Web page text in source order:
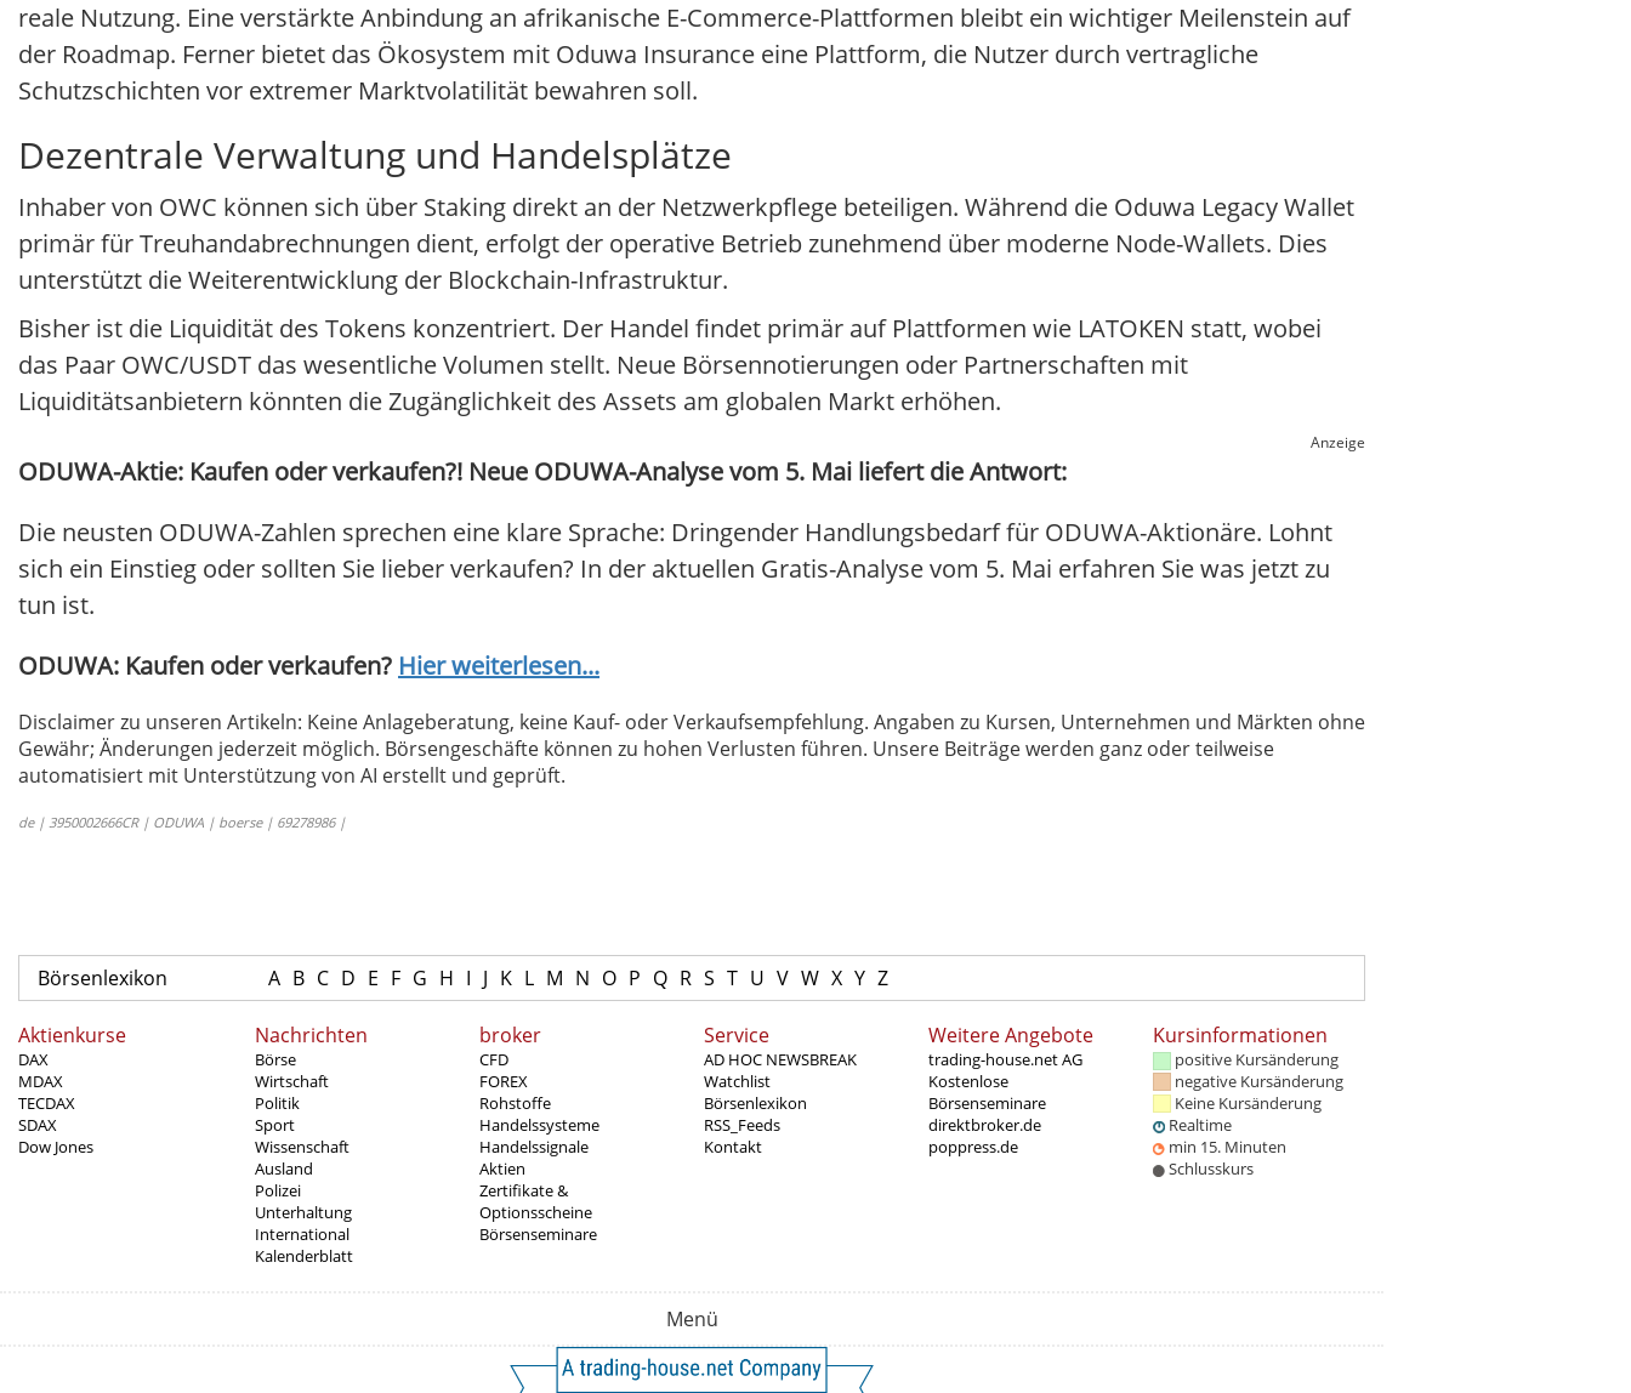
reale Nutzung. Eine verstärkte Anbindung an afrikanische E-Commerce-Plattformen bleibt ein wichtiger Meilenstein auf
der Roadmap. Ferner bietet das Ökosystem mit Oduwa Insurance eine Plattform, die Nutzer durch vertragliche
Schutzschichten vor extremer Marktvolatilität bewahren soll.
Dezentrale Verwaltung und Handelsplätze
Inhaber von OWC können sich über Staking direkt an der Netzwerkpflege beteiligen. Während die Oduwa Legacy Wallet
primär für Treuhandabrechnungen dient, erfolgt der operative Betrieb zunehmend über moderne Node-Wallets. Dies
unterstützt die Weiterentwicklung der Blockchain-Infrastruktur.
Bisher ist die Liquidität des Tokens konzentriert. Der Handel findet primär auf Plattformen wie LATOKEN statt, wobei
das Paar OWC/USDT das wesentliche Volumen stellt. Neue Börsennotierungen oder Partnerschaften mit
Liquiditätsanbietern könnten die Zugänglichkeit des Assets am globalen Markt erhöhen.
Anzeige
ODUWA-Aktie: Kaufen oder verkaufen?! Neue ODUWA-Analyse vom 5. Mai liefert die Antwort:
Die neusten ODUWA-Zahlen sprechen eine klare Sprache: Dringender Handlungsbedarf für ODUWA-Aktionäre. Lohnt
sich ein Einstieg oder sollten Sie lieber verkaufen? In der aktuellen Gratis-Analyse vom 5. Mai erfahren Sie was jetzt zu
tun ist.
ODUWA: Kaufen oder verkaufen? Hier weiterlesen...
Disclaimer zu unseren Artikeln: Keine Anlageberatung, keine Kauf- oder Verkaufsempfehlung. Angaben zu Kursen, Unternehmen und Märkten ohne
Gewähr; Änderungen jederzeit möglich. Börsengeschäfte können zu hohen Verlusten führen. Unsere Beiträge werden ganz oder teilweise
automatisiert mit Unterstützung von AI erstellt und geprüft.
de | 3950002666CR | ODUWA | boerse | 69278986 |
Börsenlexikon A B C D E F G H I J K L M N O P Q R S T U V W X Y Z
Aktienkurse
DAX
MDAX
TECDAX
SDAX
Dow Jones
Nachrichten
Börse
Wirtschaft
Politik
Sport
Wissenschaft
Ausland
Polizei
Unterhaltung
International
Kalenderblatt
broker
CFD
FOREX
Rohstoffe
Handelssysteme
Handelssignale
Aktien
Zertifikate &
Optionsscheine
Börsenseminare
Service
AD HOC NEWSBREAK
Watchlist
Börsenlexikon
RSS_Feeds
Kontakt
Weitere Angebote
trading-house.net AG
Kostenlose
Börsenseminare
direktbroker.de
poppress.de
Kursinformationen
positive Kursänderung
negative Kursänderung
Keine Kursänderung
Realtime
min 15. Minuten
Schlusskurs
Menü